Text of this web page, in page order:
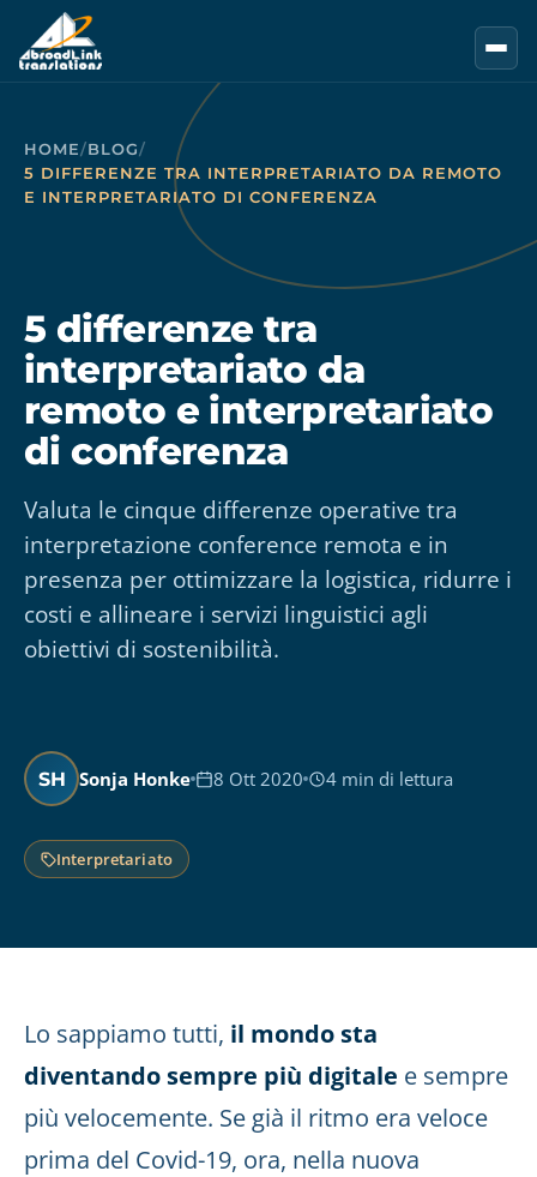
Vai al contenuto principale
HOME/BLOG/
5 DIFFERENZE TRA INTERPRETARIATO DA REMOTO
E INTERPRETARIATO DI CONFERENZA
5 differenze tra
interpretariato da
remoto e interpretariato
di conferenza
Valuta le cinque differenze operative tra
interpretazione conference remota e in
presenza per ottimizzare la logistica, ridurre i
costi e allineare i servizi linguistici agli
obiettivi di sostenibilità.
SH Sonja Honke 8 Ott 2020 4 min di lettura
Interpretariato
Lo sappiamo tutti, il mondo sta
diventando sempre più digitale e sempre
più velocemente. Se già il ritmo era veloce
prima del Covid-19, ora, nella nuova